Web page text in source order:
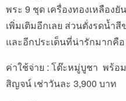
พระ 9 ชุด เครื่องทองเหลือง
เพิ่มเติมอีกเลย ส่วนตั่งรดน้
และอีกประเด็นที่น่ารักมากคือ
ค่าใช้จ่าย : โต๊ะหมู่บูชา พร้อ
สิญจน์ เช่าวันละ 3,900 บาท